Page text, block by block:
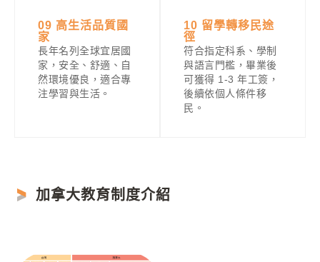
09 高生活品質國
家
長年名列全球宜居國
家，安全、舒適、自
然環境優良，適合專
注學習與生活。
10 留學轉移民途
徑
符合指定科系、學制
與語言門檻，畢業後
可獲得 1-3 年工簽，
後續依個人條件移
民。
加拿大教育制度介紹